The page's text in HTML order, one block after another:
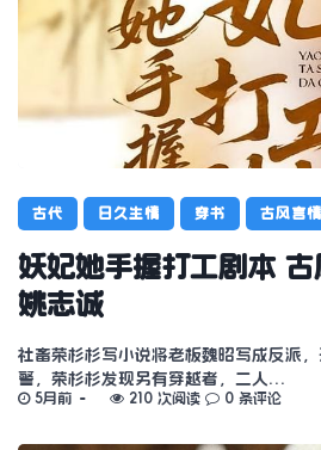
古代 日久生情 穿书 古风言情
妖妃她手握打工剧本
姚志诚
社畜荣杉杉写小说将老板魏昭写成反派
警，荣杉杉发现另有穿越者，二人…
5月前 210 次阅读 0 条评论